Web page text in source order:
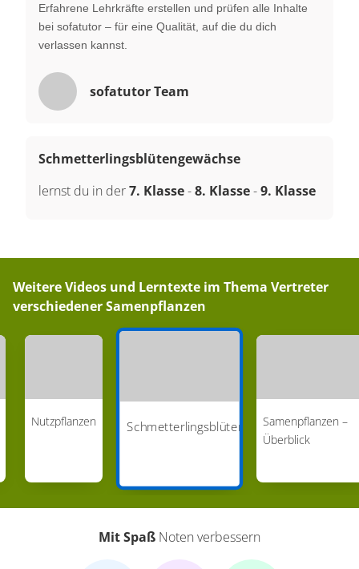
Erfahrene Lehrkräfte erstellen und prüfen alle Inhalte
bei sofatutor – für eine Qualität, auf die du dich
verlassen kannst.
sofatutor Team
Schmetterlingsblütengewächse
lernst du in der7. Klasse-8. Klasse-9. Klasse
Weitere Videos und Lerntexte im Thema Vertreter
verschiedener Samenpflanzen
Nutzpflanzen SchmetterlingsblütengewächseSamenpflanzen –
Überblick
Mit Spaß Noten verbessern